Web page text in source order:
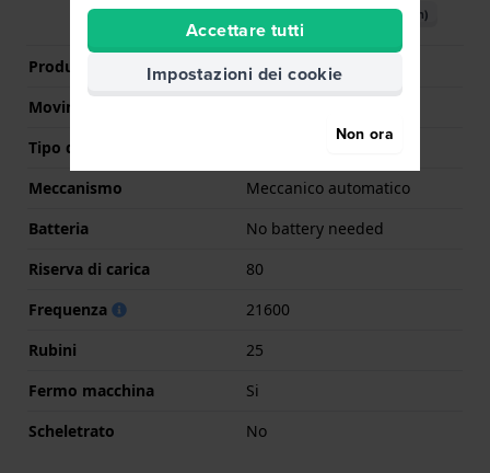
Scarica il manuale (English)
Produttore Movimento
ETA
Movimento svizzero
Tipo di display
Meccanismo
Meccanico automatico
Batteria
No battery needed
Riserva di carica
80
Frequenza
21600
Rubini
25
Fermo macchina
Si
Scheletrato
No
Accettare tutti
Impostazioni dei cookie
Non ora